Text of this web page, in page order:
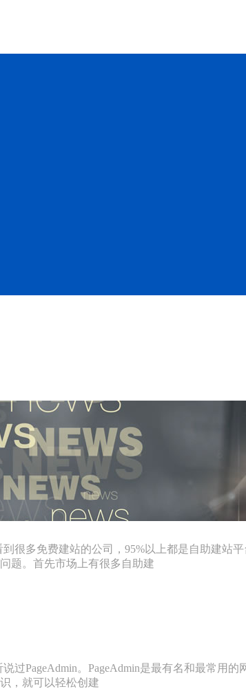
很多免费建站的公司，95%以上都是自助建站
题。首先市场上有很多自助建
过PageAdmin。PageAdmin是最有名和最常用
，就可以轻松创建